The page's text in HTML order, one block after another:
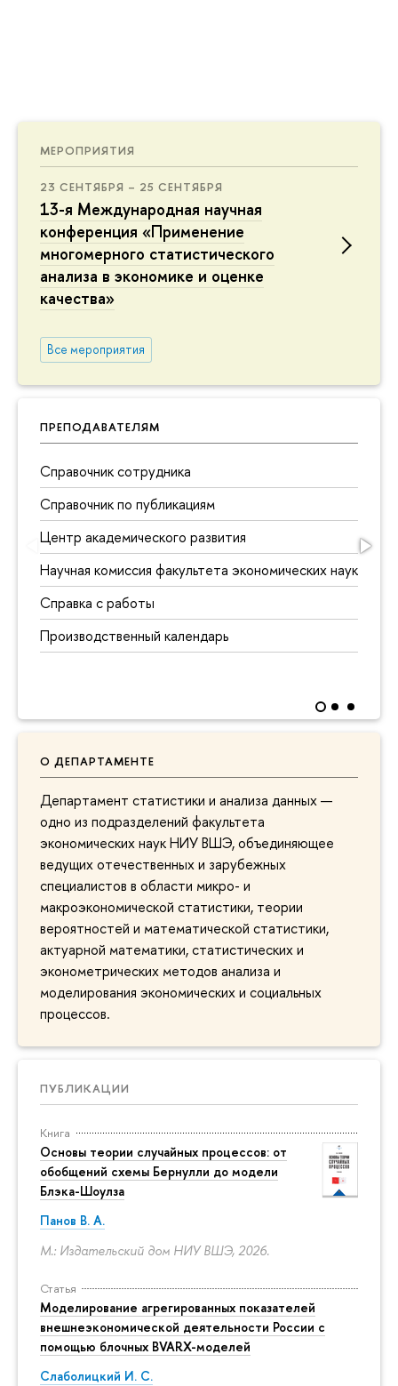
МЕРОПРИЯТИЯ
23 СЕНТЯБРЯ – 25 СЕНТЯБРЯ
13-я Международная научная
конференция «Применение
многомерного статистического
анализа в экономике и оценке
качества»
Все мероприятия
ПРЕПОДАВАТЕЛЯМ
Справочник сотрудника
Справочник по публикациям
Центр академического развития
Научная комиссия факультета экономических наук
Справка с работы
Производственный календарь
О ДЕПАРТАМЕНТЕ
Департамент статистики и анализа данных —
одно из подразделений факультета
экономических наук НИУ ВШЭ, объединяющее
ведущих отечественных и зарубежных
специалистов в области микро- и
макроэкономической статистики, теории
вероятностей и математической статистики,
актуарной математики, статистических и
эконометрических методов анализа и
моделирования экономических и социальных
процессов.
ПУБЛИКАЦИИ
Книга
Основы теории случайных процессов: от
обобщений схемы Бернулли до модели
Блэка-Шоулза
Панов В. А.
М.: Издательский дом НИУ ВШЭ, 2026.
Статья
Моделирование агрегированных показателей
внешнеэкономической деятельности России с
помощью блочных BVARX-моделей
Слаболицкий И. С.